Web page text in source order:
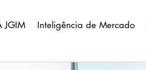
JGIM Inteligência de Mercado